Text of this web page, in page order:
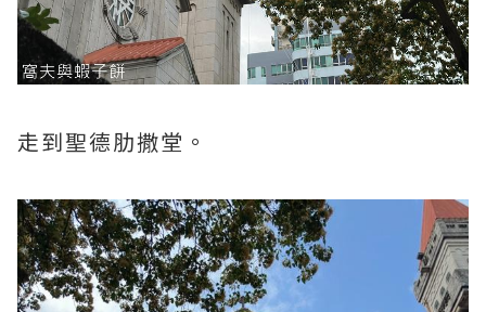
走到聖德肋撒堂。